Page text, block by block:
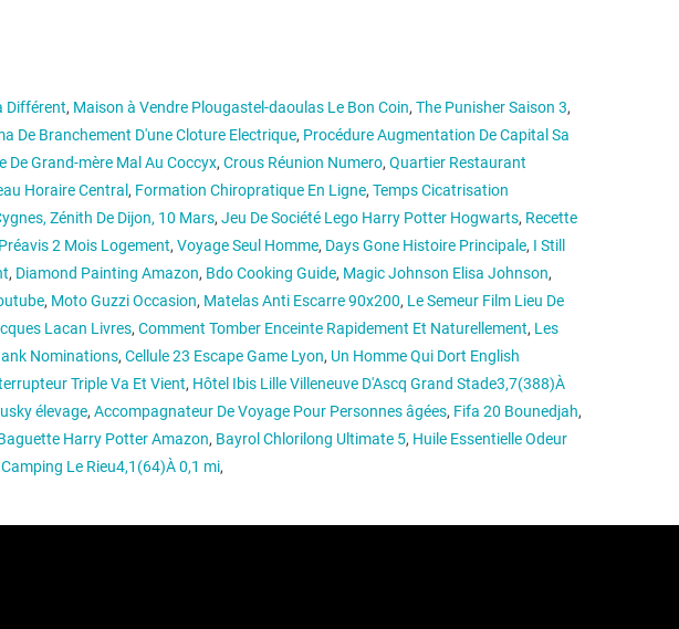
Différent, Maison à Vendre Plougastel-daoulas Le Bon Coin, The Punisher Saison 3,
De Branchement D'une Cloture Electrique, Procédure Augmentation De Capital Sa
De Grand-mère Mal Au Coccyx, Crous Réunion Numero, Quartier Restaurant
Horaire Central , Formation Chiropratique En Ligne, Temps Cicatrisation
Zénith De Dijon, 10 Mars, Jeu De Société Lego Harry Potter Hogwarts, Recette
2 Mois Logement, Voyage Seul Homme, Days Gone Histoire Principale, I Still
, Diamond Painting Amazon, Bdo Cooking Guide, Magic Johnson Elisa Johnson,
, Moto Guzzi Occasion, Matelas Anti Escarre 90x200, Le Semeur Film Lieu De
Lacan Livres, Comment Tomber Enceinte Rapidement Et Naturellement, Les
Nominations, Cellule 23 Escape Game Lyon, Un Homme Qui Dort English
Triple Va Et Vient, Hôtel Ibis Lille Villeneuve D'Ascq Grand Stade3,7(388)À
élevage, Accompagnateur De Voyage Pour Personnes âgées, Fifa 20 Bounedjah,
Harry Potter Amazon, Bayrol Chlorilong Ultimate 5, Huile Essentielle Odeur
Camping Le Rieu4,1(64)À 0,1 mi,